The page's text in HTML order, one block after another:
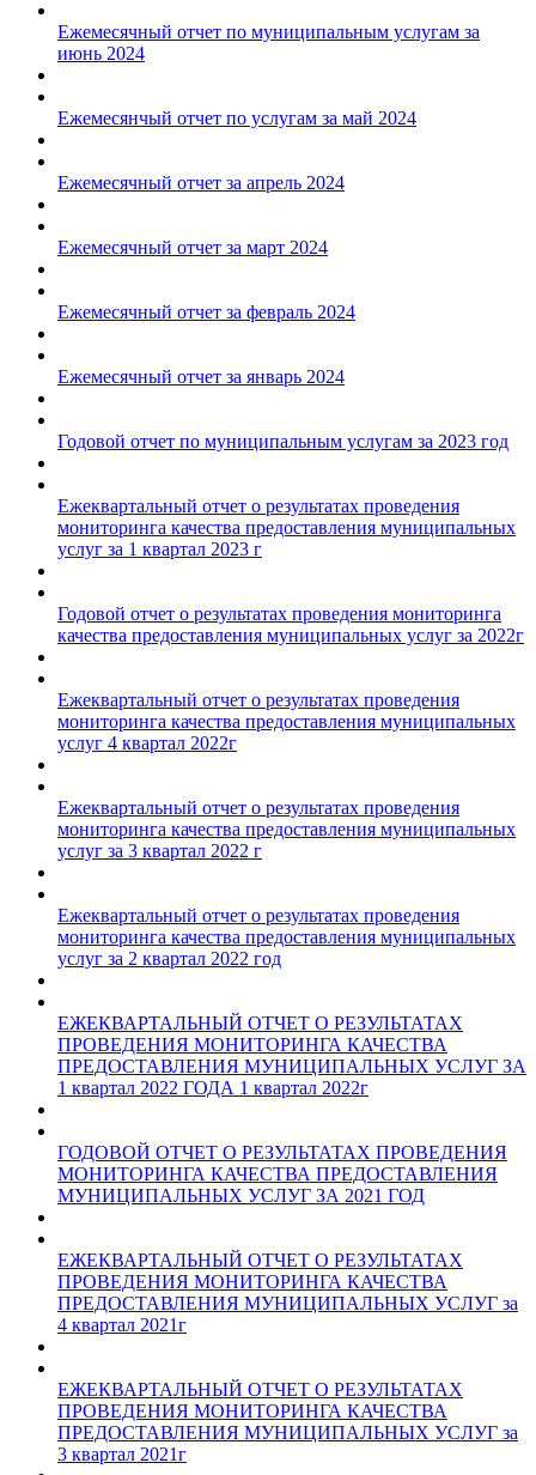
Ежемесячный отчет по муниципальным услугам за
июнь 2024
Ежемесянчый отчет по услугам за май 2024
Ежемесячный отчет за апрель 2024
Ежемесячный отчет за март 2024
Ежемесячный отчет за февраль 2024
Ежемесячный отчет за январь 2024
Годовой отчет по муниципальным услугам за 2023 год
Ежеквартальный отчет о результатах проведения
мониторинга качества предоставления муниципальных
услуг за 1 квартал 2023 г
Годовой отчет о результатах проведения мониторинга
качества предоставления муниципальных услуг за 2022г
Ежеквартальный отчет о результатах проведения
мониторинга качества предоставления муниципальных
услуг 4 квартал 2022г
Ежеквартальный отчет о результатах проведения
мониторинга качества предоставления муниципальных
услуг за 3 квартал 2022 г
Ежеквартальный отчет о результатах проведения
мониторинга качества предоставления муниципальных
услуг за 2 квартал 2022 год
ЕЖЕКВАРТАЛЬНЫЙ ОТЧЕТ О РЕЗУЛЬТАТАХ
ПРОВЕДЕНИЯ МОНИТОРИНГА КАЧЕСТВА
ПРЕДОСТАВЛЕНИЯ МУНИЦИПАЛЬНЫХ УСЛУГ ЗА
1 квартал 2022 ГОДА 1 квартал 2022г
ГОДОВОЙ ОТЧЕТ О РЕЗУЛЬТАТАХ ПРОВЕДЕНИЯ
МОНИТОРИНГА КАЧЕСТВА ПРЕДОСТАВЛЕНИЯ
МУНИЦИПАЛЬНЫХ УСЛУГ ЗА 2021 ГОД
ЕЖЕКВАРТАЛЬНЫЙ ОТЧЕТ О РЕЗУЛЬТАТАХ
ПРОВЕДЕНИЯ МОНИТОРИНГА КАЧЕСТВА
ПРЕДОСТАВЛЕНИЯ МУНИЦИПАЛЬНЫХ УСЛУГ за
4 квартал 2021г
ЕЖЕКВАРТАЛЬНЫЙ ОТЧЕТ О РЕЗУЛЬТАТАХ
ПРОВЕДЕНИЯ МОНИТОРИНГА КАЧЕСТВА
ПРЕДОСТАВЛЕНИЯ МУНИЦИПАЛЬНЫХ УСЛУГ за
3 квартал 2021г